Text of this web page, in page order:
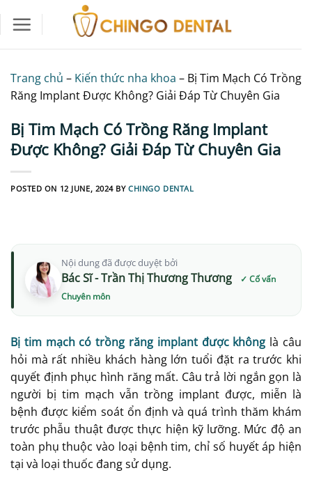
Trang chủ – Kiến thức nha khoa – Bị Tim Mạch Có Trồng
Răng Implant Được Không? Giải Đáp Từ Chuyên Gia
Bị Tim Mạch Có Trồng Răng Implant
Được Không? Giải Đáp Từ Chuyên Gia
POSTED ON 12 JUNE, 2024 BYCHINGO DENTAL
Nội dung đã được duyệt bởi
Bác Sĩ - Trần Thị Thương Thương
Bị tim mạch có trồng răng implant được không là câu
hỏi mà rất nhiều khách hàng lớn tuổi đặt ra trước khi
quyết định phục hình răng mất. Câu trả lời ngắn gọn là
người bị tim mạch vẫn trồng implant được, miễn là
bệnh được kiểm soát ổn định và quá trình thăm khám
trước phẫu thuật được thực hiện kỹ lưỡng. Mức độ an
toàn phụ thuộc vào loại bệnh tim, chỉ số huyết áp hiện
tại và loại thuốc đang sử dụng.